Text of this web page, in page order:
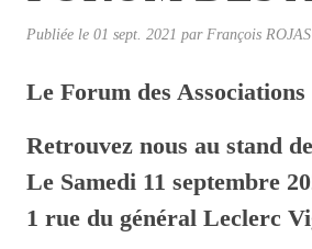
Publiée le 01 sept. 2021 par François ROJAS
Le Forum des
Retrouvez nous au stand
Le Samedi 11 septembre
1 rue du général Leclerc